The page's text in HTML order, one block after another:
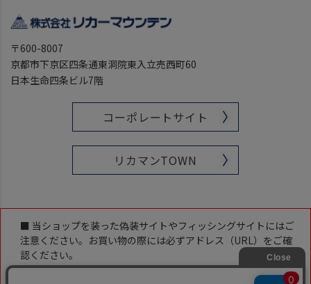
〒600-8007
京都市下京区四条通東洞院東入立売西町60
日本生命四条ビル7階
コーポレートサイト
リカマンTOWN
■ 当ショップを装った偽装サイトやフィッシングサイトにはご
注意ください。お買い物の際には必ずアドレス（URL）をご確
認ください。
当ショップのアドレス（URL）は下記です。